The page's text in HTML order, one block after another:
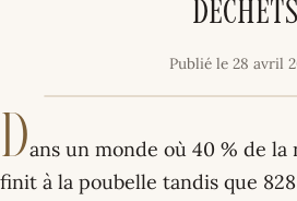
déchets
Publié le 28 avril
Dans un monde où 40 % de
finit à la poubelle tandis que